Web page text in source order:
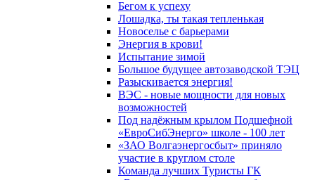
Бегом к успеху
Лошадка, ты такая тепленькая
Новоселье с барьерами
Энергия в крови!
Испытание зимой
Большое будущее автозаводской ТЭЦ
Разыскивается энергия!
ВЭС - новые мощности для новых
возможностей
Под надёжным крылом Подшефной
«ЕвроСибЭнерго» школе - 100 лет
«ЗАО Волгаэнергосбыт» приняло
участие в круглом столе
Команда лучших Туристы ГК